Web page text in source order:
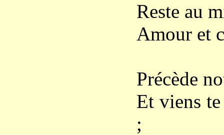
Reste au
Amour et
Précède
Et viens
;